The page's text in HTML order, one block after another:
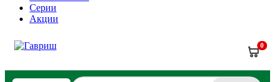
Серии
Акции
0